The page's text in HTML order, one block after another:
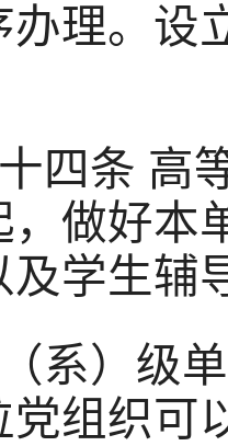
办理。设
四条 高
，做好本
及学生辅
系）级
党组织可